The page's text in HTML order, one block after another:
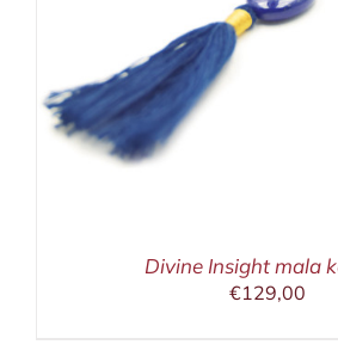
Divine Insight mala
€129,00